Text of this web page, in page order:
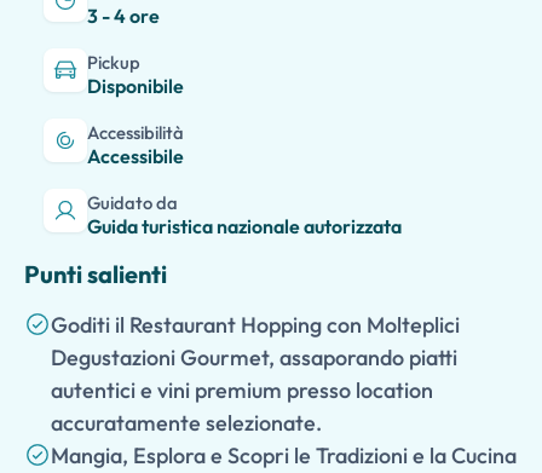
3 - 4 ore
Pickup
Disponibile
Accessibilità
Accessibile
Guidato da
Guida turistica nazionale autorizzata
Punti salienti
Goditi il Restaurant Hopping con Molteplici
Degustazioni Gourmet, assaporando piatti
autentici e vini premium presso location
accuratamente selezionate.
Mangia, Esplora e Scopri le Tradizioni e la Cucina